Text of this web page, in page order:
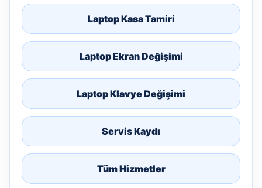
Laptop Kasa Tamiri
Laptop Ekran Değişimi
Laptop Klavye Değişimi
Servis Kaydı
Tüm Hizmetler